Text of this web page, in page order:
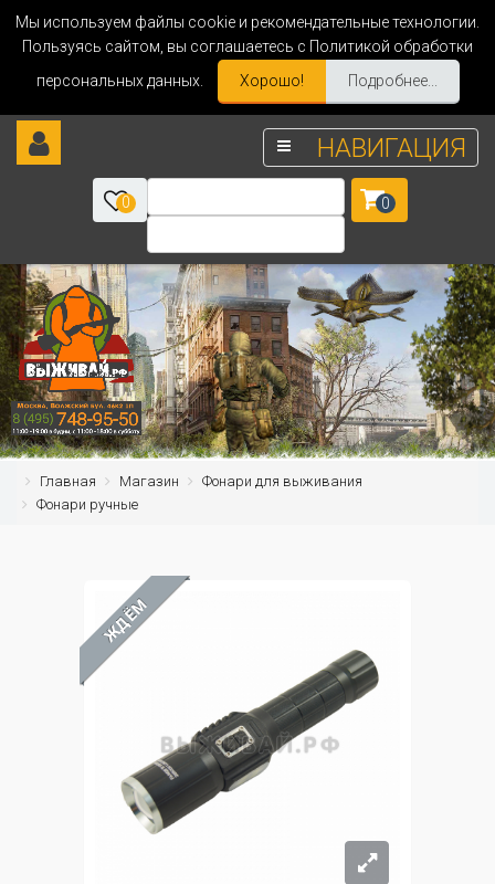
Мы используем файлы cookie и рекомендательные технологии.
Пользуясь сайтом, вы соглашаетесь с Политикой обработки
персональных данных.
Хорошо! Подробнее...
НАВИГАЦИЯ
0 0
Главная Магазин
Фонари для выживания
Фонари ручные
ЖДЁМ